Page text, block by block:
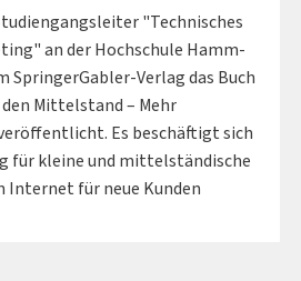
"Technisches
an der Hochschule Hamm-
SpringerGabler-Verlag das Buch
Mittelstand – Mehr
Es beschäftigt sich
für kleine und mittelständische
Internet für neue Kunden